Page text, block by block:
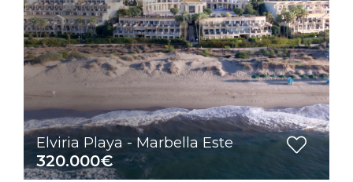
Elviria Playa - Marbella Este
320.000€